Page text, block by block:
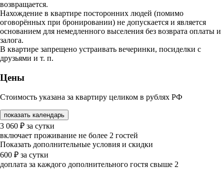
возвращается.
Нахождение в квартире посторонних людей (помимо
оговорённых при бронировании) не допускается и является
основанием для немедленного выселения без возврата оплаты и
залога.
В квартире запрещено устраивать вечеринки, посиделки с
друзьями и т. п.
Цены
Стоимость указана за квартиру целиком в рублях РФ
показать календарь
3 060 ₽ за сутки
включает проживание не более 2 гостей
Показать дополнительные условия и скидки
600 ₽ за сутки
доплата за каждого дополнительного гостя свыше 2